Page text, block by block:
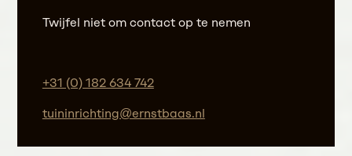
Twijfel niet om contact op te nemen
+31 (0) 182 634 742
tuininrichting@ernstbaas.nl